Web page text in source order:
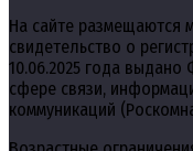
На сайте размещаются
свидетельство о
10.06.2025 года
сфере связи,
коммуникаций